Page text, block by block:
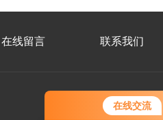
在线交流
在线留言 联系我们